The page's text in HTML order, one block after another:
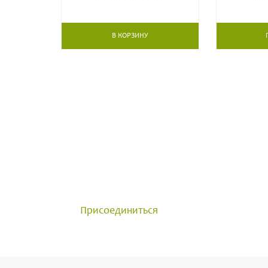
В КОРЗИНУ
Присоединиться